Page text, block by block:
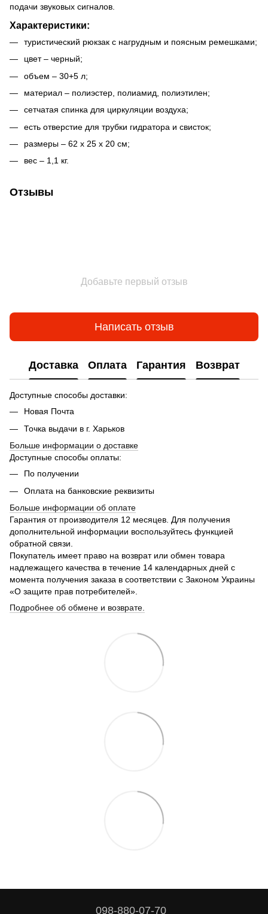
подачи звуковых сигналов.
Характеристики:
туристический рюкзак с нагрудным и поясным ремешками;
цвет – черный;
объем – 30+5 л;
материал – полиэстер, полиамид, полиэтилен;
сетчатая спинка для циркуляции воздуха;
есть отверстие для трубки гидратора и свисток;
размеры – 62 х 25 х 20 см;
вес – 1,1 кг.
Отзывы
Добавьте первый отзыв
Написать отзыв
Доставка Оплата Гарантия Возврат
Доступные способы доставки:
Новая Почта
Точка выдачи в г. Харьков
Больше информации о доставке
Доступные способы оплаты:
По получении
Оплата на банковские реквизиты
Больше информации об оплате
Гарантия от производителя 12 месяцев. Для получения
дополнительной информации воспользуйтесь функцией
обратной связи.
Покупатель имеет право на возврат или обмен товара
надлежащего качества в течение 14 календарных дней с
момента получения заказа в соответствии с Законом Украины
«О защите прав потребителей».
Подробнее об обмене и возврате.
098-880-07-70